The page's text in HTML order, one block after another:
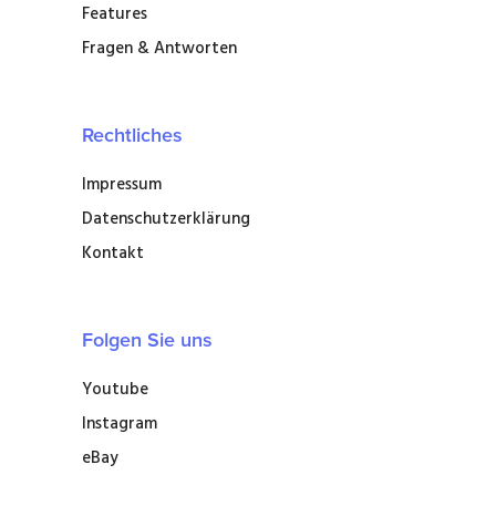
Features
Fragen & Antworten
Rechtliches
Impressum
Datenschutzerklärung
Kontakt
Folgen Sie uns
Youtube
Instagram
eBay